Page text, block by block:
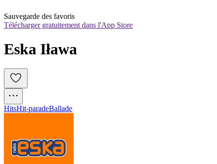
Sauvegarde des favoris
Télécharger gratuitement dans l'App Store
Eska Iława
HitsHit-paradeBallade